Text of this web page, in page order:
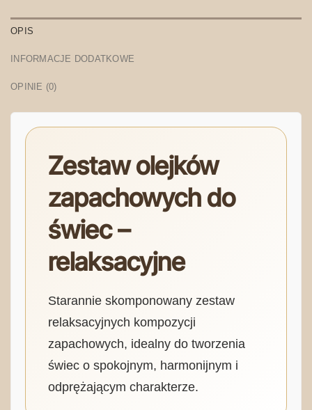
OPIS
INFORMACJE DODATKOWE
OPINIE (0)
Zestaw olejków
zapachowych do
świec –
relaksacyjne
Starannie skomponowany zestaw
relaksacyjnych kompozycji
zapachowych, idealny do tworzenia
świec o spokojnym, harmonijnym i
odprężającym charakterze.